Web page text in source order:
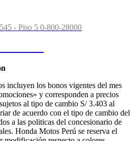
- Piso 5 0-800-28000
incluyen los bonos vigentes del mes
y corresponden a precios
al tipo de cambio S/ 3.403 al
de acuerdo con el tipo de cambio del
a las politicas del concesionario de
Honda Motos Perú se reserva el